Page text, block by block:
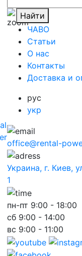
Найти
ЧАВО
Cтатьи
O нас
Контакты
Доставка и
рус
укр
office@rental-
Украина, г. Киев,
1
пн-пт 9:00 - 18:00
сб 9:00 - 14:00
вс 9:00 - 11:00